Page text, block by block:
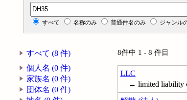
分類記号検索
すべて 名称のみ 普通件名のみ ジャンル
すべて (8 件)
個人名 (0 件)
家族名 (0 件)
団体名 (0 件)
8件中 1 - 8 件目
LLC
← limited liability